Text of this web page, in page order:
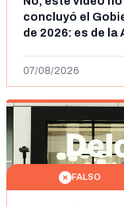
concluyó el
de 2026: es de la
07/08/2026
FALSO